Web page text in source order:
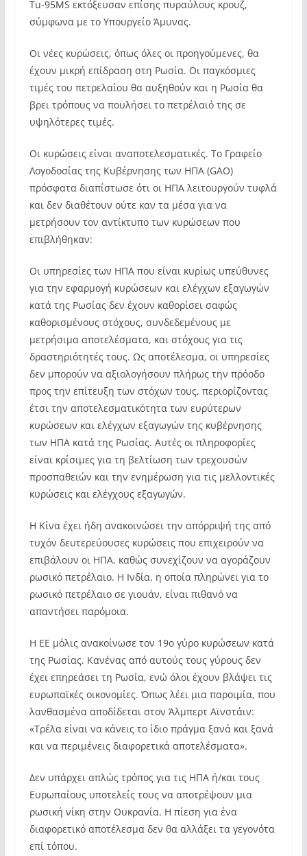
Tu-95MS εκτόξευσαν επίσης πυραύλους κρουζ,
σύμφωνα με το Υπουργείο Άμυνας.
Οι νέες κυρώσεις, όπως όλες οι προηγούμενες, θα
έχουν μικρή επίδραση στη Ρωσία. Οι παγκόσμιες
τιμές του πετρελαίου θα αυξηθούν και η Ρωσία θα
βρει τρόπους να πουλήσει το πετρέλαιό της σε
υψηλότερες τιμές.
Οι κυρώσεις είναι αναποτελεσματικές. Το Γραφείο
Λογοδοσίας της Κυβέρνησης των ΗΠΑ (GAO)
πρόσφατα διαπίστωσε ότι οι ΗΠΑ λειτουργούν τυφλά
και δεν διαθέτουν ούτε καν τα μέσα για να
μετρήσουν τον αντίκτυπο των κυρώσεων που
επιβλήθηκαν:
Οι υπηρεσίες των ΗΠΑ που είναι κυρίως υπεύθυνες
για την εφαρμογή κυρώσεων και ελέγχων εξαγωγών
κατά της Ρωσίας δεν έχουν καθορίσει σαφώς
καθορισμένους στόχους, συνδεδεμένους με
μετρήσιμα αποτελέσματα, και στόχους για τις
δραστηριότητές τους. Ως αποτέλεσμα, οι υπηρεσίες
δεν μπορούν να αξιολογήσουν πλήρως την πρόοδο
προς την επίτευξη των στόχων τους, περιορίζοντας
έτσι την αποτελεσματικότητα των ευρύτερων
κυρώσεων και ελέγχων εξαγωγών της κυβέρνησης
των ΗΠΑ κατά της Ρωσίας. Αυτές οι πληροφορίες
είναι κρίσιμες για τη βελτίωση των τρεχουσών
προσπαθειών και την ενημέρωση για τις μελλοντικές
κυρώσεις και ελέγχους εξαγωγών.
Η Κίνα έχει ήδη ανακοινώσει την απόρριψή της από
τυχόν δευτερεύουσες κυρώσεις που επιχειρούν να
επιβάλουν οι ΗΠΑ, καθώς συνεχίζουν να αγοράζουν
ρωσικό πετρέλαιο. Η Ινδία, η οποία πληρώνει για το
ρωσικό πετρέλαιο σε γιουάν, είναι πιθανό να
απαντήσει παρόμοια.
Η ΕΕ μόλις ανακοίνωσε τον 19ο γύρο κυρώσεων κατά
της Ρωσίας. Κανένας από αυτούς τους γύρους δεν
έχει επηρεάσει τη Ρωσία, ενώ όλοι έχουν βλάψει τις
ευρωπαϊκές οικονομίες. Όπως λέει μια παροιμία, που
λανθασμένα αποδίδεται στον Άλμπερτ Αϊνστάιν:
«Τρέλα είναι να κάνεις το ίδιο πράγμα ξανά και ξανά
και να περιμένεις διαφορετικά αποτελέσματα».
Δεν υπάρχει απλώς τρόπος για τις ΗΠΑ ή/και τους
Ευρωπαίους υποτελείς τους να αποτρέψουν μια
ρωσική νίκη στην Ουκρανία. Η πίεση για ένα
διαφορετικό αποτέλεσμα δεν θα αλλάξει τα γεγονότα
επί τόπου.